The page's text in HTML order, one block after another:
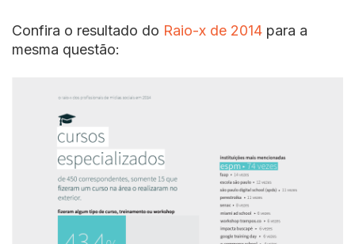
Confira o resultado do Raio-x de 2014 para a
mesma questão: